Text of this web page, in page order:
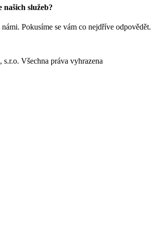
služeb?
námi. Pokusíme se vám co nejdříve odpovědět.
Všechna práva vyhrazena